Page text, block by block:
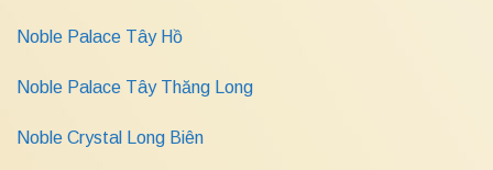
Noble Palace Tây Hồ
Noble Palace Tây Thăng Long
Noble Crystal Long Biên